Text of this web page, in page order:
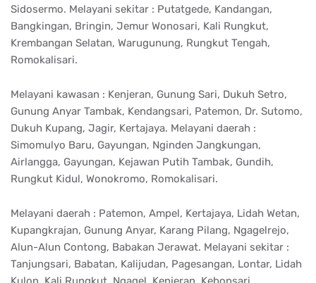
Sidosermo. Melayani sekitar : Putatgede, Kandangan,
Bangkingan, Bringin, Jemur Wonosari, Kali Rungkut,
Krembangan Selatan, Warugunung, Rungkut Tengah,
Romokalisari.
Melayani kawasan : Kenjeran, Gunung Sari, Dukuh Setro,
Gunung Anyar Tambak, Kendangsari, Patemon, Dr. Sutomo,
Dukuh Kupang, Jagir, Kertajaya. Melayani daerah :
Simomulyo Baru, Gayungan, Nginden Jangkungan,
Airlangga, Gayungan, Kejawan Putih Tambak, Gundih,
Rungkut Kidul, Wonokromo, Romokalisari.
Melayani daerah : Patemon, Ampel, Kertajaya, Lidah Wetan,
Kupangkrajan, Gunung Anyar, Karang Pilang, Ngagelrejo,
Alun-Alun Contong, Babakan Jerawat. Melayani sekitar :
Tanjungsari, Babatan, Kalijudan, Pagesangan, Lontar, Lidah